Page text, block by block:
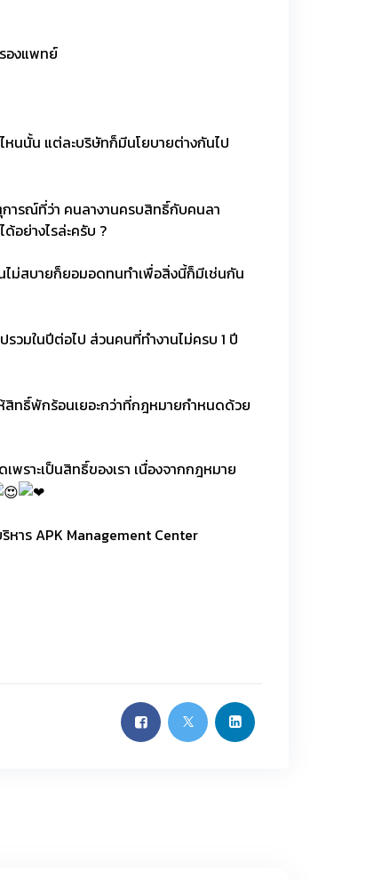
องแพทย์
หนนั้น แต่ละบริษัทก็มีนโยบายต่างกันไป
การณ์ที่ว่า คนลางานครบสิทธิ์กับคนลา
อย่างไรล่ะครับ ?
ไม่สบายก็ยอมอดทนทำเพื่อสิ่งนี้ก็มีเช่นกัน
วมในปีต่อไป ส่วนคนที่ทำงานไม่ครบ 1 ปี
สิทธิ์พักร้อนเยอะกว่าที่กฎหมายกำหนดด้วย
ราะเป็นสิทธิ์ของเรา เนื่องจากกฎหมาย
หาร APK Management Center